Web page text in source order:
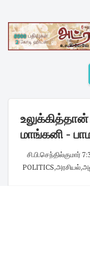
content
உலுக்கித்தான்
மாங்கனி -
சி.பி.செந்தில்குமார்·
POLITICS,அரசியல்,